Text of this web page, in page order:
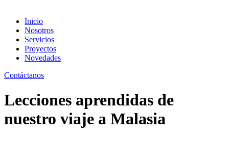
Inicio
Nosotros
Servicios
Proyectos
Novedades
Contáctanos
Lecciones aprendidas de
nuestro viaje a Malasia